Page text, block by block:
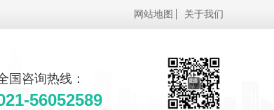
网站地图 关于我们
国咨询热线：
56052589